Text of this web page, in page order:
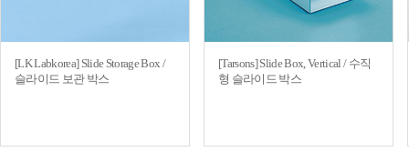
[LK Labkorea] Slide Storage Box /
슬라이드 보관 박스
[Tarsons] Slide Box, Vertical / 수직
형 슬라이드 박스